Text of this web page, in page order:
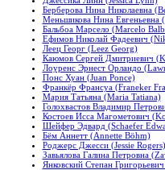
Берберова Нина Николаевна
Меньшикова Нина Евгеньевна
Бальбоа Марсело (Marcelo
Ефимов Николай Фадеевич
Леец Георг (Leez Georg)
Каюмов Сергей Дмитриевич
Лоуренс Эрнест Орландо
Понс Хуан (Juan Ponce)
Франкёр Франсуа (Franeker
Мария Татьяна (Maria Tatiana)
Голохвастов Владимир
Костоев Исса Магометович
Шейфер Эдвард (Schaefer
Бём Аннетт (Annette Böhm)
Роджерс Джесси (Jessie Rogers)
Завьялова Галина Петровна
Янковский Степан